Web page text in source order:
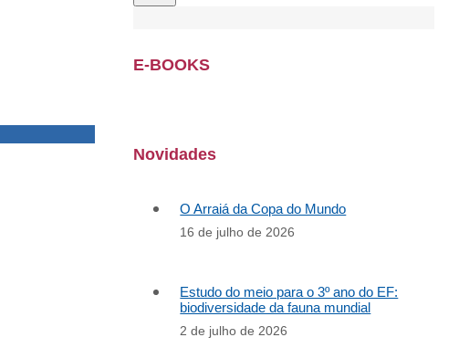
E-BOOKS
Novidades
O Arraiá da Copa do Mundo
16 de julho de 2026
Estudo do meio para o 3º ano do EF:
biodiversidade da fauna mundial
2 de julho de 2026